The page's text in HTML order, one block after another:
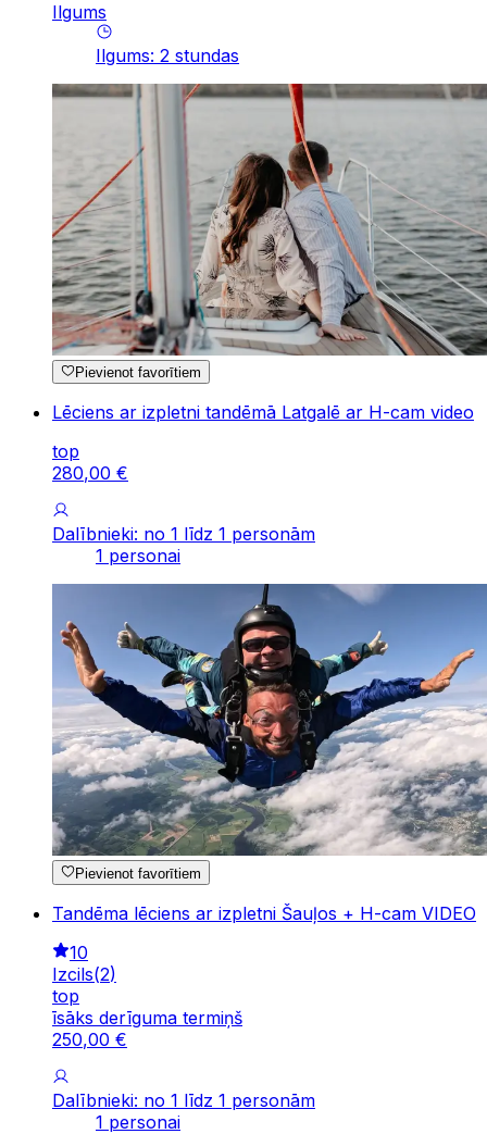
Ilgums
Ilgums: 2 stundas
Pievienot favorītiem
Lēciens ar izpletni tandēmā Latgalē ar H-cam video
top
280,00 €
Dalībnieki: no 1 līdz 1 personām
1 personai
Pievienot favorītiem
Tandēma lēciens ar izpletni Šauļos + H-cam VIDEO
10
Izcils(2)
top
īsāks derīguma termiņš
250,00 €
Dalībnieki: no 1 līdz 1 personām
1 personai